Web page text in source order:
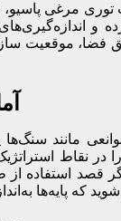
توری مرغی
و اندازه‌گیری‌های
فضا، موقعیت
مانند
در نقاط
قصد استفاده از